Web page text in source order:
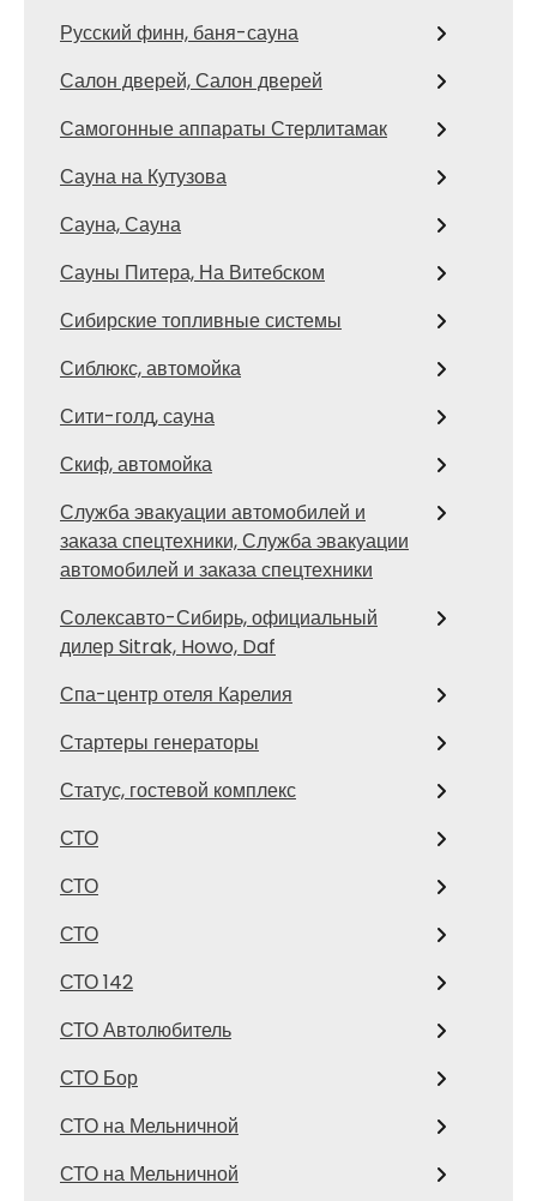
Русский финн, баня-сауна
Салон дверей, Салон дверей
Самогонные аппараты Стерлитамак
Сауна на Кутузова
Сауна, Сауна
Сауны Питера, На Витебском
Сибирские топливные системы
Сиблюкс, автомойка
Сити-голд, сауна
Скиф, автомойка
Служба эвакуации автомобилей и
заказа спецтехники, Служба эвакуации
автомобилей и заказа спецтехники
Солексавто-Сибирь, официальный
дилер Sitrak, Howo, Daf
Спа-центр отеля Карелия
Стартеры генераторы
Статус, гостевой комплекс
СТО
СТО
СТО
СТО 142
СТО Автолюбитель
СТО Бор
СТО на Мельничной
СТО на Мельничной